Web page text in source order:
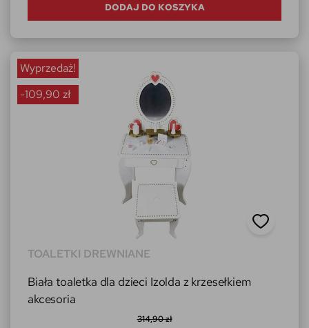
DODAJ DO KOSZYKA
TOALETKI DREWNIANE
Biała toaletka dla dzieci Izolda z krzesełkiem
akcesoria
314,90 zł
Wyprzedaż!
-109,90 zł